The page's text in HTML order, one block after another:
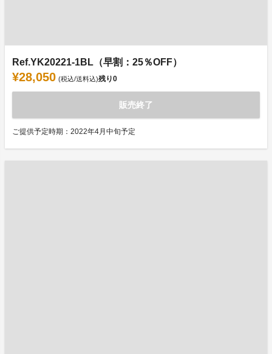
Ref.YK20221-1BL（早割：25％OFF）
¥28,050 (税込/送料込)残り0
販売終了
ご提供予定時期：2022年4月中旬予定